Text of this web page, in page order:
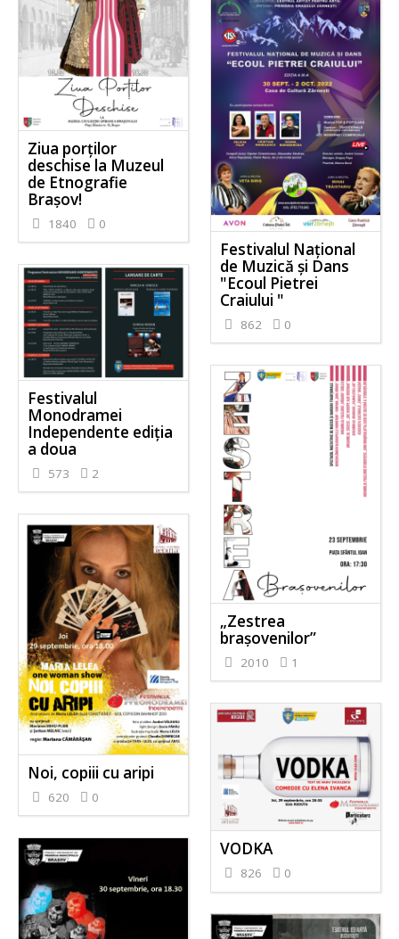
Ziua porților
deschise la Muzeul
de Etnografie
Brașov!
1840 0
Festivalul Național
de Muzică și Dans
"Ecoul Pietrei
Craiului "
862 0
Festivalul
Monodramei
Independente ediția
a doua
573 2
„Zestrea
brașovenilor”
2010 1
Noi, copiii cu aripi
620 0
VODKA
826 0